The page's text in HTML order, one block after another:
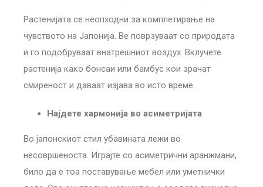
Растенијата се неопходни за комплетирање на
чувството на Јапонија. Ве поврзуваат со природата
и го подобруваат внатрешниот воздух. Вклучете
растенија како бонсаи или бамбус кои зрачат
смиреност и даваат изјава во исто време.
Најдете хармонија во асиметријата
Во јапонскиот стил убавината лежи во
несовршеноста. Играјте со асиметрични аранжмани,
било да е тоа поставување мебел или уметнички